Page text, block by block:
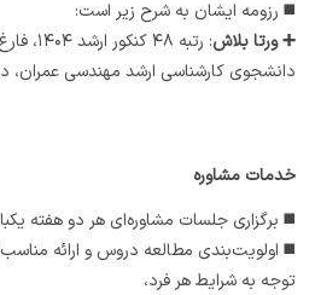
◼️ رزومه ایشان به شرح زیر است:
➕ ورتا بلاش
: رتبه ۴۸
دانشجوی کارشناسی ارشد مهندسی عمران،
خدمات مشاوره
◼️ برگزاری جلسات مشاوره‌ای هر دو هفته
◼️ اولویت‌بندی مطالعه دروس و ارائه
توجه به شرایط هر فرد،